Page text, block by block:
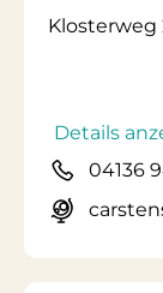
Klosterweg
Details
04136